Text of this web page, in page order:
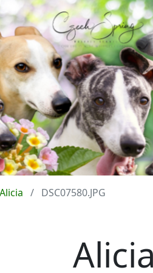
Alicia DSC07580.JPG